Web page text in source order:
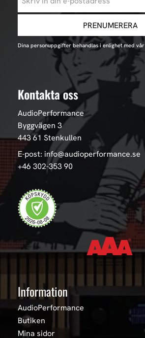
PRENUMERERA
Dina personuppgifter behandlas i enlighet med vår
Kontakta oss
AudioPerformance
Byggvägen 3
443 61 Stenkullen
E-post: info@audioperformance.se
+46 302-353 90
Information
AudioPerformance
Butiken
Mina sidor